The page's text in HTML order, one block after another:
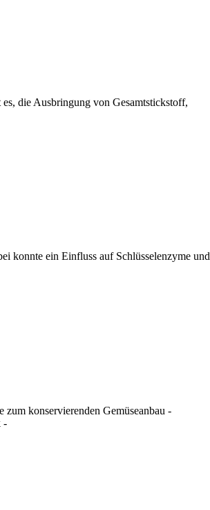
die Ausbringung von Gesamtstickstoff,
konnte ein Einfluss auf Schlüsselenzyme und
konservierenden Gemüseanbau -
-